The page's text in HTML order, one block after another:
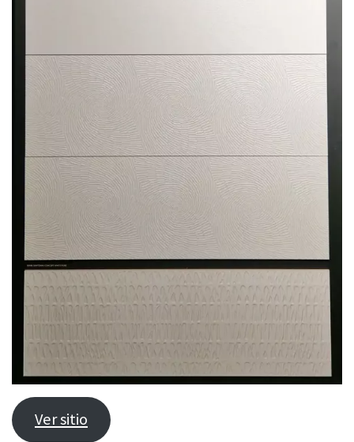
Ver sitio